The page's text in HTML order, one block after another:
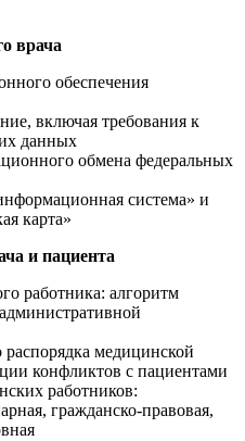
врача
обеспечения
включая требования к
данных
обмена федеральных
система» и
карта»
и пациента
работника: алгоритм
медицинской
конфликтов с пациентами
работников:
гражданско-правовая,